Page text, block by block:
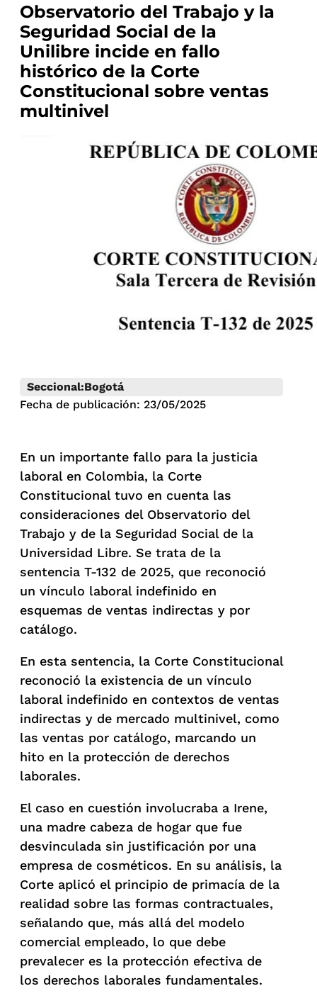
Observatorio del Trabajo y la
Seguridad Social de la
Unilibre incide en fallo
histórico de la Corte
Constitucional sobre ventas
multinivel
Seccional:Bogotá
Fecha de publicación: 23/05/2025
En un importante fallo para la justicia
laboral en Colombia, la Corte
Constitucional tuvo en cuenta las
consideraciones del Observatorio del
Trabajo y de la Seguridad Social de la
Universidad Libre. Se trata de la
sentencia T-132 de 2025, que reconoció
un vínculo laboral indefinido en
esquemas de ventas indirectas y por
catálogo.
En esta sentencia, la Corte Constitucional
reconoció la existencia de un vínculo
laboral indefinido en contextos de ventas
indirectas y de mercado multinivel, como
las ventas por catálogo, marcando un
hito en la protección de derechos
laborales.
El caso en cuestión involucraba a Irene,
una madre cabeza de hogar que fue
desvinculada sin justificación por una
empresa de cosméticos. En su análisis, la
Corte aplicó el principio de primacía de la
realidad sobre las formas contractuales,
señalando que, más allá del modelo
comercial empleado, lo que debe
prevalecer es la protección efectiva de
los derechos laborales fundamentales.